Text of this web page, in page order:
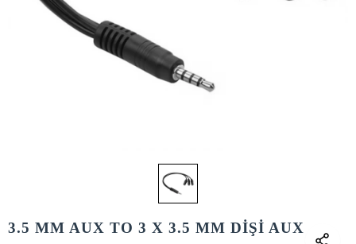
3.5 MM AUX TO 3 X 3.5 MM DİŞİ AUX